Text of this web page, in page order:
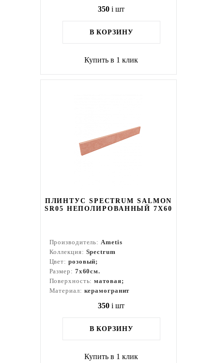
350 i шт
В КОРЗИНУ
Купить в 1 клик
ПЛИНТУС SPECTRUM SALMON
SR05 НЕПОЛИРОВАННЫЙ 7X60
Производитель:Ametis
Коллекция: Spectrum
Цвет: розовый;
Размер: 7x60см.
Поверхность:матовая;
Материал: керамогранит
350 i шт
В КОРЗИНУ
Купить в 1 клик